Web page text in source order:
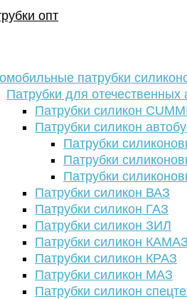
опт
патрубки
Патрубки для отечественных
Патрубки силикон
Патрубки силикон
Патрубки
Патрубки
Патрубки
Патрубки силикон ВАЗ
Патрубки силикон ГАЗ
Патрубки силикон ЗИЛ
Патрубки силикон КАМАЗ
Патрубки силикон КРАЗ
Патрубки силикон МАЗ
Патрубки силикон